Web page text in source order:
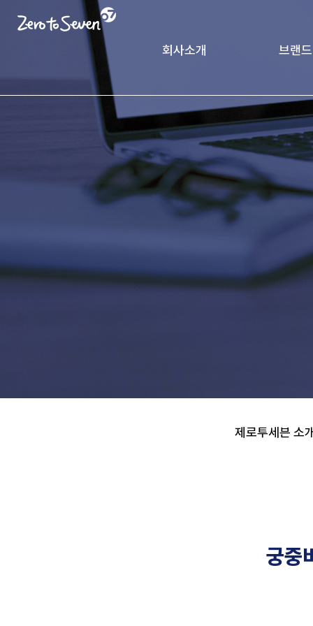
회사소개
제로투세븐 소개
인사말
가치체계
브랜드
궁중비
CK
제로투세븐 소
궁중